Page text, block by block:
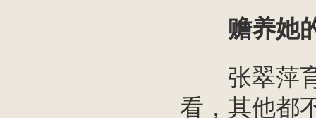
赡养她的
张翠萍育
看，其他都